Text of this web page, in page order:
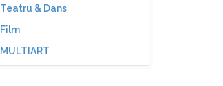
Teatru & Dans
Film
MULTIART